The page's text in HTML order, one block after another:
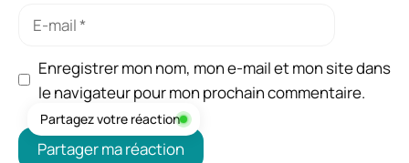
Enregistrer mon nom, mon e-mail et mon site dans
le navigateur pour mon prochain commentaire.
Partagez votre réaction